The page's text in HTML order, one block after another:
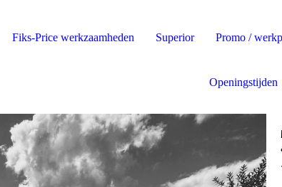
Fiks-Price werkzaamheden Superior Promo /
Openingstijden